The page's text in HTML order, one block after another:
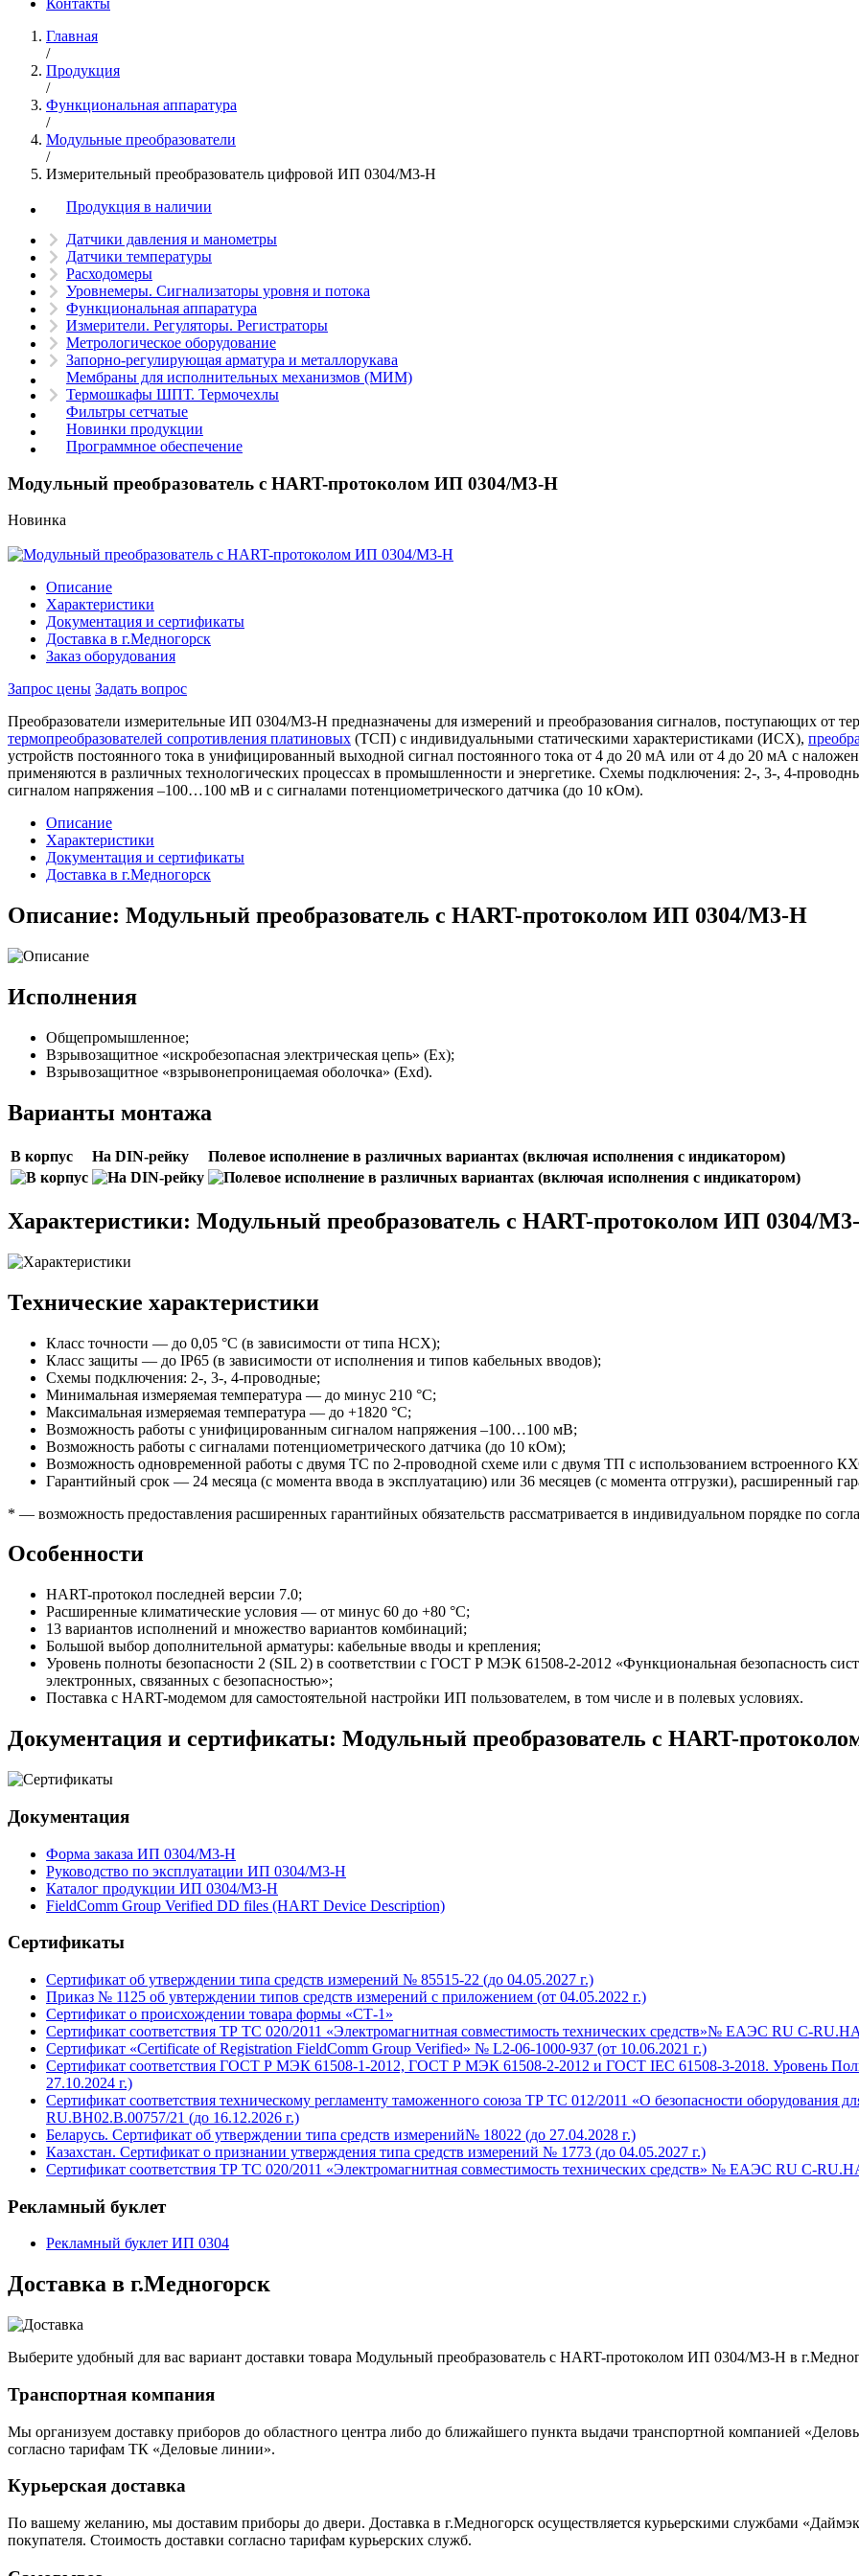
Контакты
Главная
/
Продукция
/
Функциональная аппаратура
/
Модульные преобразователи
/
Измерительный преобразователь цифровой ИП 0304/М3-Н
Продукция в наличии
Датчики давления и манометры
Датчики температуры
Расходомеры
Уровнемеры. Сигнализаторы уровня и потока
Функциональная аппаратура
Измерители. Регуляторы. Регистраторы
Метрологическое оборудование
Запорно-регулирующая арматура и металлорукава
Мембраны для исполнительных механизмов (МИМ)
Термошкафы ШПТ. Термочехлы
Фильтры сетчатые
Новинки продукции
Программное обеспечение
Модульный преобразователь с HART-протоколом ИП 0304/М3-Н
Новинка
Описание
Характеристики
Документация и сертификаты
Доставка в г.Медногорск
Заказ оборудования
Запрос цены Задать вопрос
Преобразователи измерительные ИП 0304/М3-Н предназначены для измерений и преобразования сигналов, поступающих от
термопреобразователей сопротивления платиновых (ТСП) с индивидуальными статическими характеристиками (ИСХ),
устройств постоянного тока в унифицированный выходной сигнал постоянного тока от 4 до 20 мА или от 4 до 20 мА с
применяются в различных технологических процессах в промышленности и энергетике. Схемы подключения: 2-, 3-, 4-
сигналом напряжения –100…100 мВ и с сигналами потенциометрического датчика (до 10 кОм).
Описание
Характеристики
Документация и сертификаты
Доставка в г.Медногорск
Описание: Модульный преобразователь с HART-протоколом ИП 0304/М3-Н
Исполнения
Общепромышленное;
Взрывозащитное «искробезопасная электрическая цепь» (Ех);
Взрывозащитное «взрывонепроницаемая оболочка» (Еxd).
Варианты монтажа
В корпус На DIN-рейку Полевое исполнение в различных вариантах (включая исполнения с индикатором)
Характеристики: Модульный преобразователь с HART-протоколом ИП 0304/
Технические характеристики
Класс точности — до 0,05 °С (в зависимости от типа НСХ);
Класс защиты — до IP65 (в зависимости от исполнения и типов кабельных вводов);
Схемы подключения: 2-, 3-, 4-проводные;
Минимальная измеряемая температура — до минус 210 °С;
Максимальная измеряемая температура — до +1820 °С;
Возможность работы с унифицированным сигналом напряжения –100…100 мВ;
Возможность работы с сигналами потенциометрического датчика (до 10 кОм);
Возможность одновременной работы с двумя ТС по 2-проводной схеме или с двумя ТП с использованием встроенного
Гарантийный срок — 24 месяца (с момента ввода в эксплуатацию) или 36 месяцев (с момента отгрузки), расширенный
* — возможность предоставления расширенных гарантийных обязательств рассматривается в индивидуальном порядке по
Особенности
HART-протокол последней версии 7.0;
Расширенные климатические условия — от минус 60 до +80 °С;
13 вариантов исполнений и множество вариантов комбинаций;
Большой выбор дополнительной арматуры: кабельные вводы и крепления;
Уровень полноты безопасности 2 (SIL 2) в соответствии с ГОСТ Р МЭК 61508-2-2012 «Функциональная безопасность
электронных, связанных с безопасностью»;
Поставка с HART-модемом для самостоятельной настройки ИП пользователем, в том числе и в полевых условиях.
Документация и сертификаты: Модульный преобразователь с HART-
Документация
Форма заказа ИП 0304/М3-Н
Руководство по эксплуатации ИП 0304/М3-Н
Каталог продукции ИП 0304/M3-Н
FieldComm Group Verified DD files (HART Device Description)
Сертификаты
Сертификат об утверждении типа средств измерений № 85515-22 (до 04.05.2027 г.)
Приказ № 1125 об увтерждении типов средств измерений с приложением (от 04.05.2022 г.)
Сертификат о происхождении товара формы «СТ-1»
Сертификат соответствия ТР ТС 020/2011 «Электромагнитная совместимость технических средств»№ ЕАЭС RU C-
Cертификат «Certificate of Registration FieldComm Group Verified» № L2-06-1000-937 (от 10.06.2021 г.)
Сертификат соответствия ГОСТ Р МЭК 61508-1-2012, ГОСТ Р МЭК 61508-2-2012 и ГОСТ IEC 61508-3-2018. Уровень
27.10.2024 г.)
Сертификат соответствия техническому регламенту таможенного союза ТР ТС 012/2011 «О безопасности
RU.ВН02.В.00757/21 (до 16.12.2026 г.)
Беларусь. Сертификат об утверждении типа средств измерений№ 18022 (до 27.04.2028 г.)
Казахстан. Сертификат о признании утверждения типа средств измерений № 1773 (до 04.05.2027 г.)
Сертификат соответствия ТР ТС 020/2011 «Электромагнитная совместимость технических средств» № ЕАЭС RU С-
Рекламный буклет
Рекламный буклет ИП 0304
Доставка в г.Медногорск
Выберите удобный для вас вариант доставки товара Модульный преобразователь с HART-протоколом ИП 0304/М3-Н в
Транспортная компания
Мы организуем доставку приборов до областного центра либо до ближайшего пункта выдачи транспортной компанией
согласно тарифам ТК «Деловые линии».
Курьерская доставка
По вашему желанию, мы доставим приборы до двери. Доставка в г.Медногорск осуществляется курьерскими службами
покупателя. Стоимость доставки согласно тарифам курьерских служб.